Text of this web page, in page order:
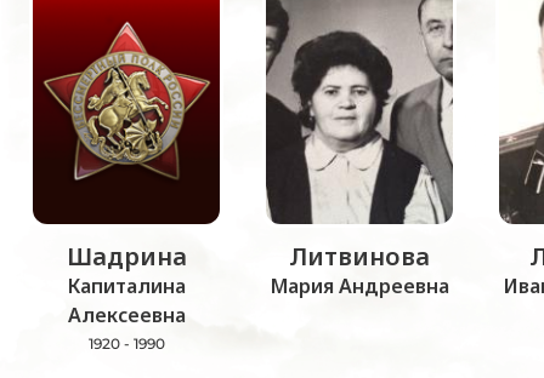
Шадрина
Капиталина
Алексеевна
1920 - 1990
Литвинова
Мария Андреевна